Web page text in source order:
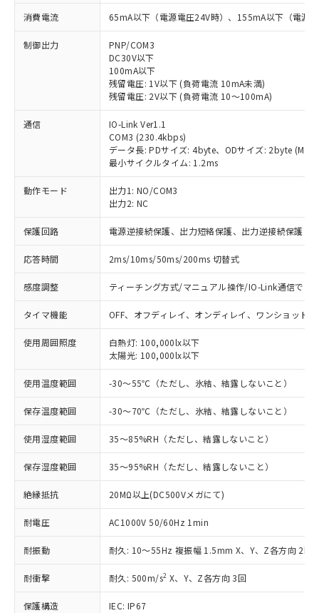
消費電流 65mA以下（電源電圧24V時）、155mA以下（電源
制御出力
PNP/COM3
DC30V以下
100mA以下
残留電圧: 1V以下 (負荷電流 10mA未満)
残留電圧: 2V以下 (負荷電流 10～100mA)
通信
IO-Link Ver1.1
COM3 (230.4kbps)
データ長: PDサイズ: 4byte、ODサイズ: 2byte (M-
最小サイクルタイム: 1.2ms
動作モード
出力1: NO/COM3
出力2: NC
保護回路 電源逆接続保護、出力短絡保護、出力逆接続保護
応答時間 2ms/10ms/50ms/200ms 切替式
感度調整 ティーチング方式/マニュアル操作/IO-Link通信での
タイマ機能 OFF、オフディレイ、オンディレイ、ワンショット
使用周囲照度
白熱灯: 100,000lx以下
太陽光: 100,000lx以下
使用温度範囲 -30～55℃（ただし、氷結、結露しないこと）
保存温度範囲 -30～70℃（ただし、氷結、結露しないこと）
使用湿度範囲 35～85%RH（ただし、結露しないこと）
保存湿度範囲 35～95%RH（ただし、結露しないこと）
絶縁抵抗 20MΩ以上(DC500Vメガにて)
耐電圧 AC1000V 50/60Hz 1min
耐振動 耐久: 10～55Hz 複振幅 1.5mm X、Y、Z各方向 2h
耐衝撃 耐久: 500m/s2 X、Y、Z各方向 3回
保護構造
IEC: IP67
ご利用条件
以下の条件をお読みいただき、同意のうえ
ご利用ください。
本サービスは、当社制御機器事業取扱
商品の当社在庫状況および標準価格
(税抜)を提供させていただくもので
当社制御機器事業取扱商品の中には、
本サービスの対象外となる商品もある
ことをご了承ください。
在庫状況および標準価格照会結果は、
※1 対応状況
対応済み：EU RoHS指令（10物質）の
非含有に対応した製品が提供可能な商品で
対応予定：EU RoHS指令（10物質）の非含
有に対応した製品に切り替える予定のある
商品です。
対応予定なし：EU RoHS指令（10物質）の
非含有に非対応の商品で、対応品を出す予
定はありません。
調査・確認中：EU RoHS指令（10物質）の
非含有の対応状況を調査中または確認中の
商品です。
非該当品：ライセンス料など無形物で、有
害物質有無と関係のない商品です。
仕入先様の事情により、非含有部品として
いたものが、含有品と判明した場合などや
むを得ず変更することがあります。
*EU RoHS指令（10物質）：
※1 中国RoHS○×表
「○」：最大均質材料含有率が中国RoHSの
基準値以下であることを示します。
「×」：最大均質材料含有率が中国RoHSの
基準値を超えていることを示します。
「－」：未確認です。当社販売部門へお問
い合わせください。
当社は、これら貴社製品のうち、外国
為替および外国貿易法に定める商品
（以下｢規制貨物等」という）を輸出
または国外への提供する場合は、日本